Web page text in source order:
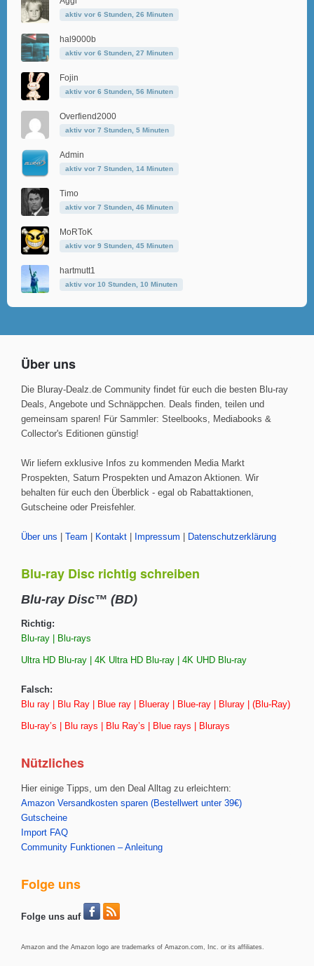
aktiv vor 6 Stunden, 26 Minuten
hal9000b
aktiv vor 6 Stunden, 27 Minuten
Fojin
aktiv vor 6 Stunden, 56 Minuten
Overfiend2000
aktiv vor 7 Stunden, 5 Minuten
Admin
aktiv vor 7 Stunden, 14 Minuten
Timo
aktiv vor 7 Stunden, 46 Minuten
MoRToK
aktiv vor 9 Stunden, 45 Minuten
hartmutt1
aktiv vor 10 Stunden, 10 Minuten
Über uns
Die Bluray-Dealz.de Community findet für euch die besten Blu-ray
Deals, Angebote und Schnäppchen. Deals finden, teilen und
gemeinsam sparen! Für Sammler: Steelbooks, Mediabooks &
Collector's Editionen günstig!
Wir liefern exklusive Infos zu kommenden Media Markt
Prospekten, Saturn Prospekten und Amazon Aktionen. Wir
behalten für euch den Überblick - egal ob Rabattaktionen,
Gutscheine oder Preisfehler.
Über uns Team Kontakt Impressum Datenschutzerklärung
Blu-ray Disc richtig schreiben
Blu-ray Disc™ (BD)
Richtig:
Blu-ray | Blu-rays
Ultra HD Blu-ray | 4K Ultra HD Blu-ray | 4K UHD Blu-ray
Falsch:
Blu ray | Blu Ray | Blue ray | Blueray | Blue-ray | Bluray | (Blu-Ray)
Blu-ray’s | Blu rays | Blu Ray’s | Blue rays | Blurays
Nützliches
Hier einige Tipps, um den Deal Alltag zu erleichtern:
Amazon Versandkosten sparen (Bestellwert unter 39€)
Gutscheine
Import FAQ
Community Funktionen – Anleitung
Folge uns
Folge uns auf
Amazon and the Amazon logo are trademarks of Amazon.com, Inc. or its affiliates.